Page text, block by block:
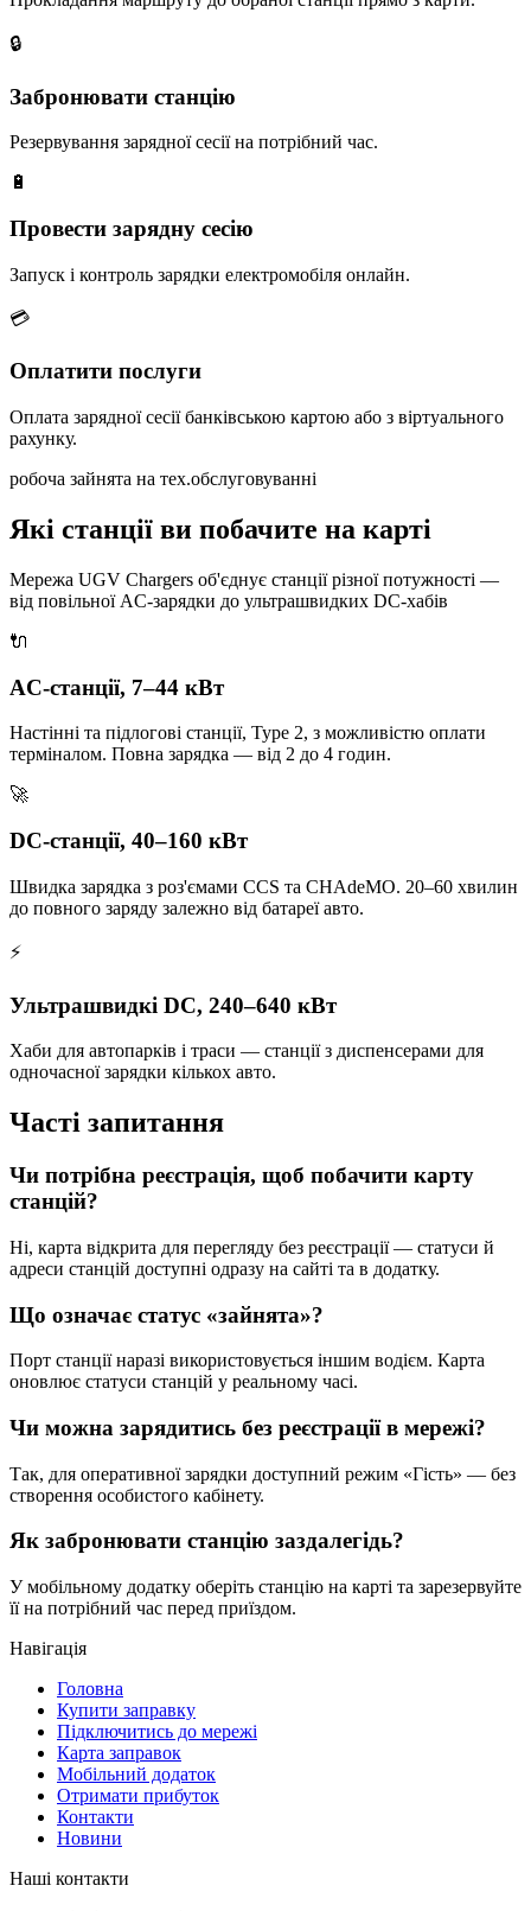
🔒
Забронювати станцію
Резервування зарядної сесії на потрібний час.
🔋
Провести зарядну сесію
Запуск і контроль зарядки електромобіля онлайн.
💳
Оплатити послуги
Оплата зарядної сесії банківською картою або з віртуального
рахунку.
робоча зайнята на тех.обслуговуванні
Які станції ви побачите на карті
Мережа UGV Chargers об'єднує станції різної потужності —
від повільної AC-зарядки до ультрашвидких DC-хабів
🔌
AC-станції, 7–44 кВт
Настінні та підлогові станції, Type 2, з можливістю оплати
терміналом. Повна зарядка — від 2 до 4 годин.
🚀
DC-станції, 40–160 кВт
Швидка зарядка з роз'ємами CCS та CHAdeMO. 20–60 хвилин
до повного заряду залежно від батареї авто.
⚡
Ультрашвидкі DC, 240–640 кВт
Хаби для автопарків і траси — станції з диспенсерами для
одночасної зарядки кількох авто.
Часті запитання
Чи потрібна реєстрація, щоб побачити карту
станцій?
Ні, карта відкрита для перегляду без реєстрації — статуси й
адреси станцій доступні одразу на сайті та в додатку.
Що означає статус «зайнята»?
Порт станції наразі використовується іншим водієм. Карта
оновлює статуси станцій у реальному часі.
Чи можна зарядитись без реєстрації в мережі?
Так, для оперативної зарядки доступний режим «Гість» — без
створення особистого кабінету.
Як забронювати станцію заздалегідь?
У мобільному додатку оберіть станцію на карті та зарезервуйте
її на потрібний час перед приїздом.
Навігація
Головна
Купити заправку
Підключитись до мережі
Карта заправок
Мобільний додаток
Отримати прибуток
Контакти
Новини
Наші контакти